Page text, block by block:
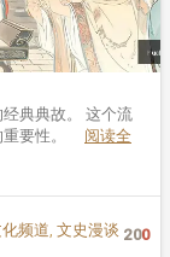
典典故。 这个流
重要性。 阅读全
频道 ,文史漫谈 200